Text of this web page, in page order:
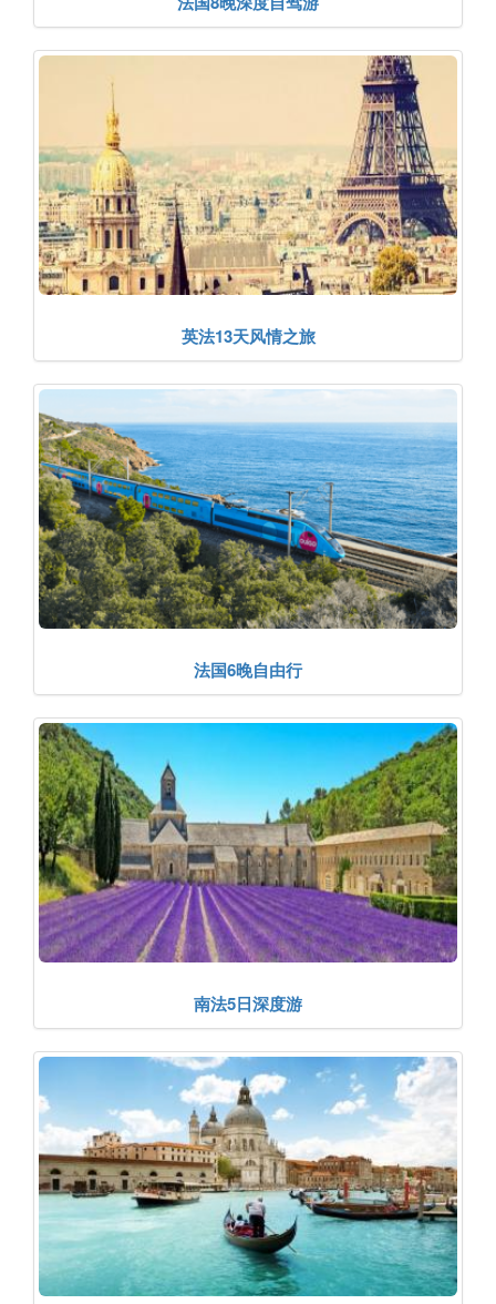
英法13天风情之旅
法国6晚自由行
南法5日深度游